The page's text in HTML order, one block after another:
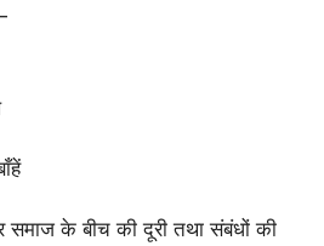
समाज के बीच की दूरी तथा संबंधों की